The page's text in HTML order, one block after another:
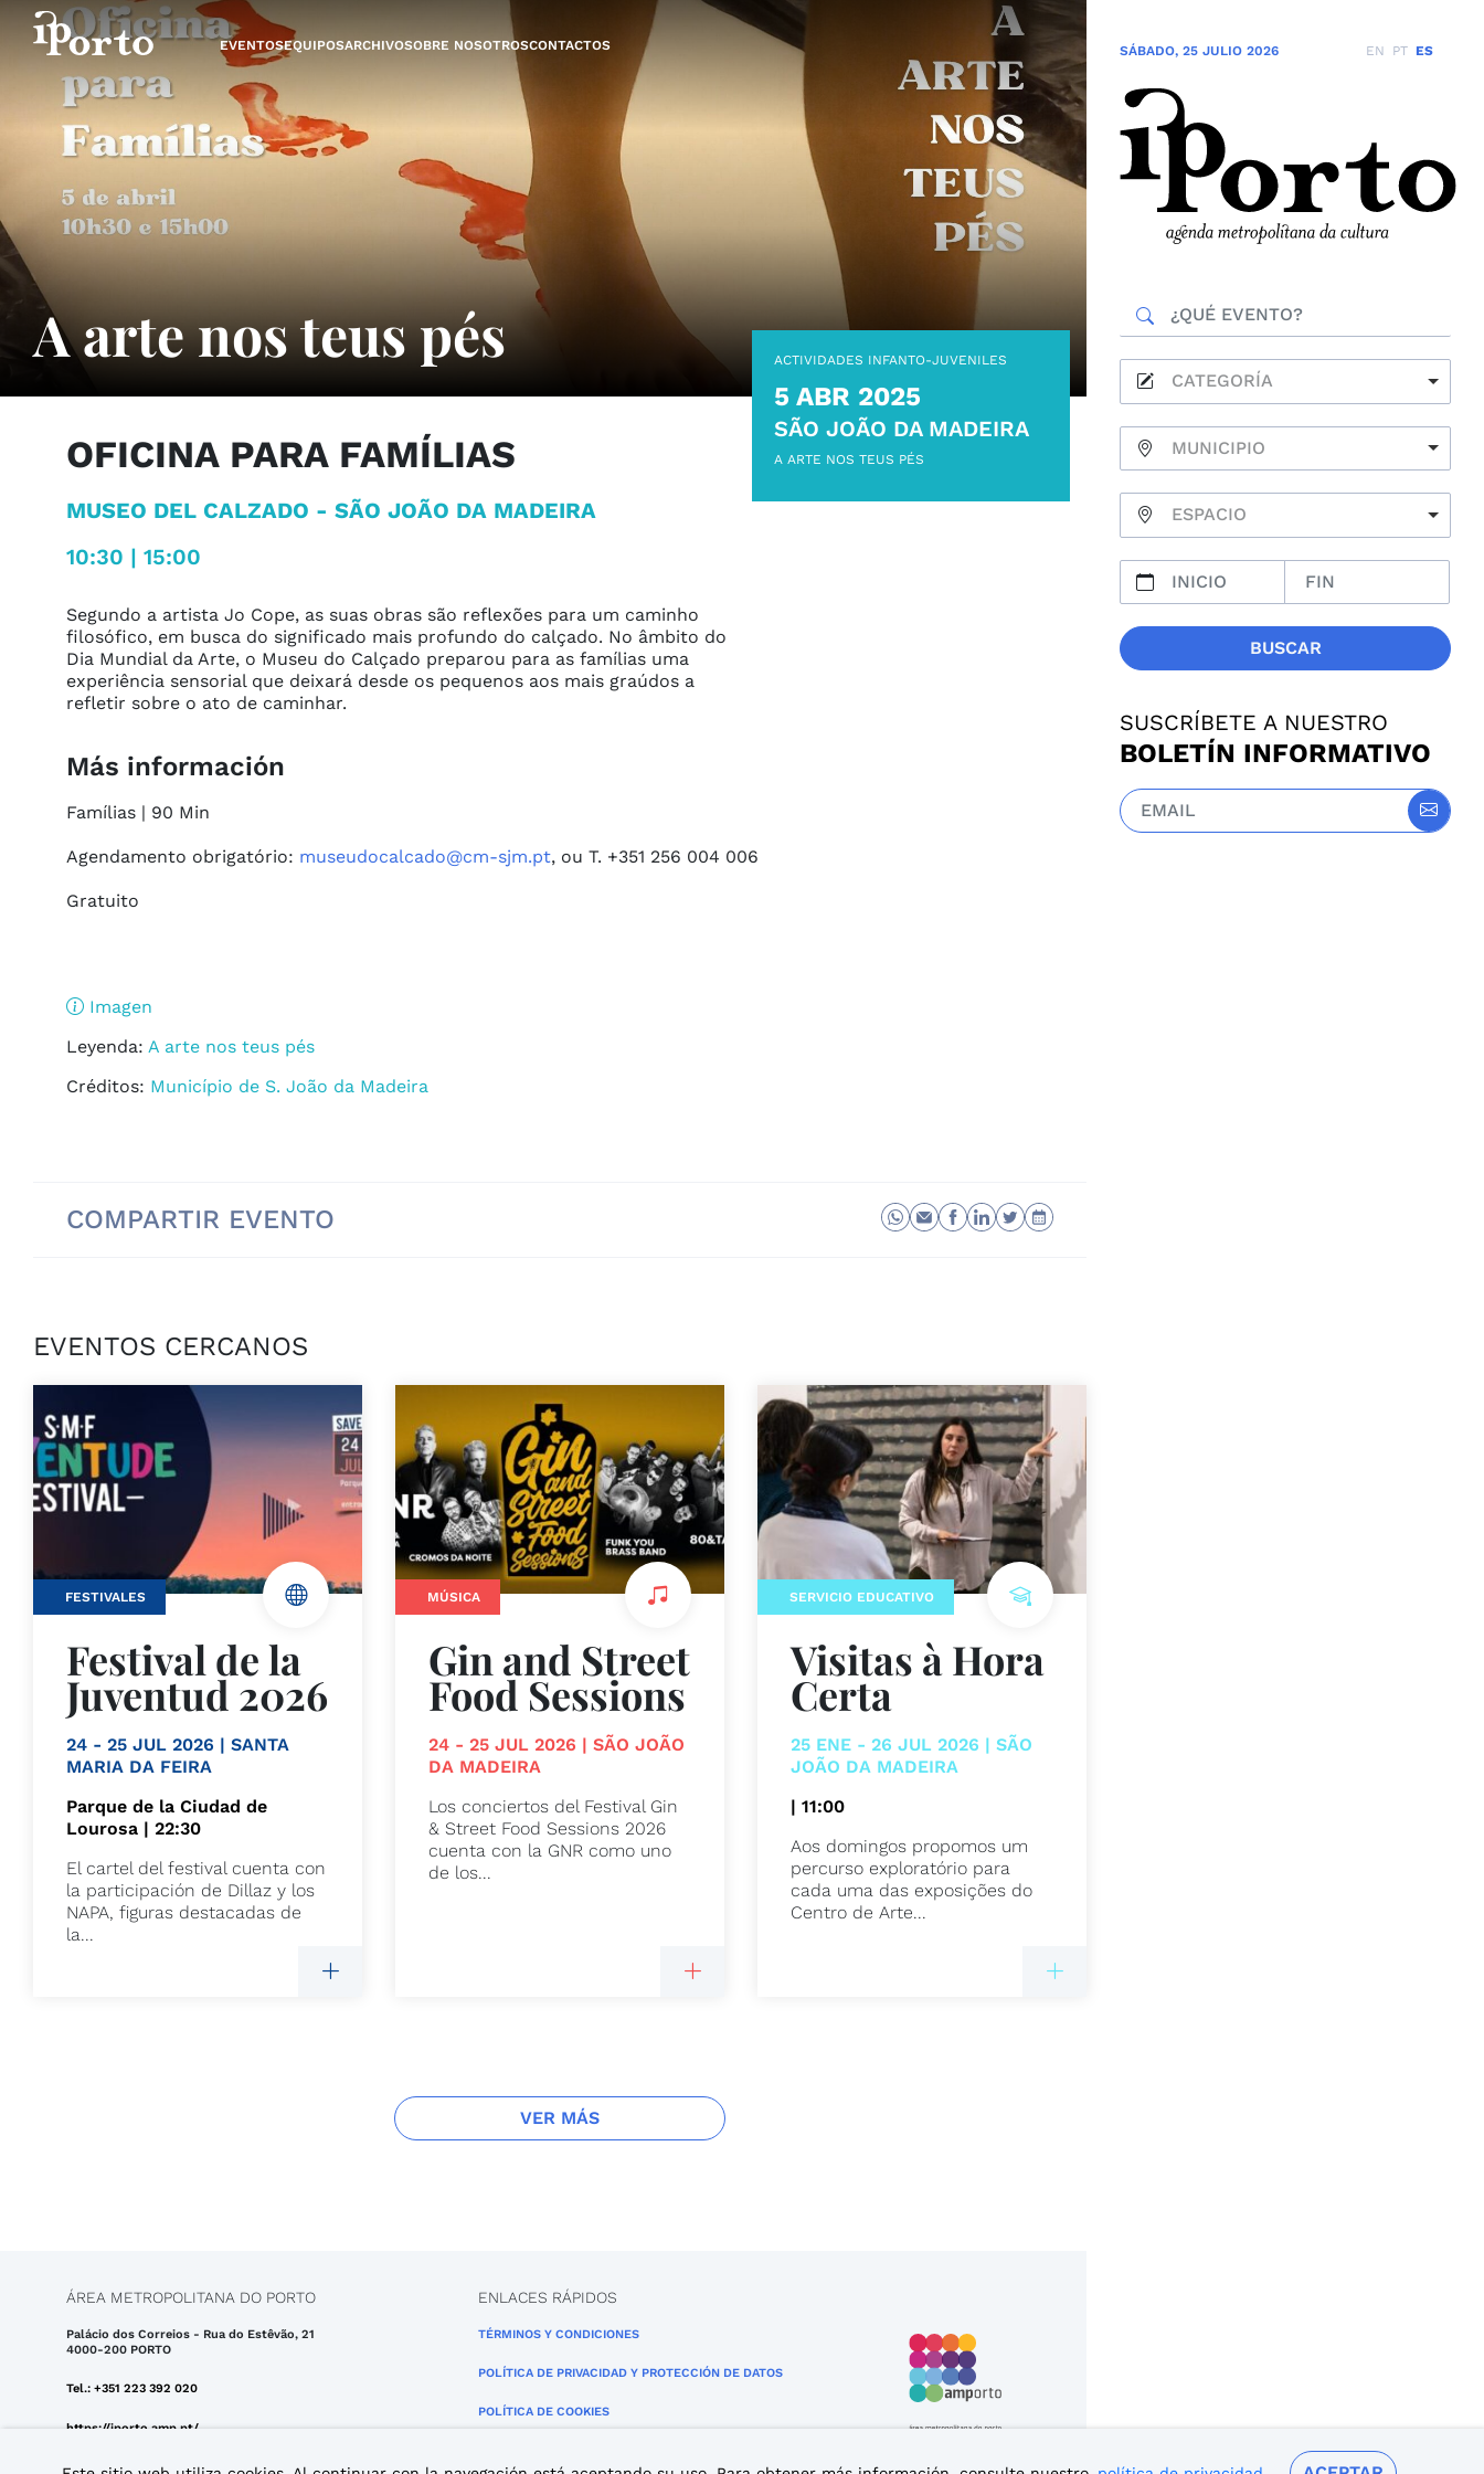
Saltar al contenido
EVENTOSEQUIPOSARCHIVOSOBRE NOSOTROSCONTACTOS
A arte nos teus pés
OFICINA PARA FAMÍLIAS
MUSEO DEL CALZADO - SÃO JOÃO DA MADEIRA
10:30 | 15:00
ACTIVIDADES INFANTO-JUVENILES
5 ABR 2025
SÃO JOÃO DA MADEIRA
A ARTE NOS TEUS PÉS
Segundo a artista Jo Cope, as suas obras são reflexões para um caminho
filosófico, em busca do significado mais profundo do calçado. No âmbito do
Dia Mundial da Arte, o Museu do Calçado preparou para as famílias uma
experiência sensorial que deixará desde os pequenos aos mais graúdos a
refletir sobre o ato de caminhar.
Más información
Famílias | 90 Min
Agendamento obrigatório: museudocalcado@cm-sjm.pt, ou T. +351 256 004 006
Gratuito
Imagen
Leyenda: A arte nos teus pés
Créditos: Município de S. João da Madeira
COMPARTIR EVENTO
EVENTOS CERCANOS
FESTIVALES
Festival de la
Juventud 2026
24 - 25 JUL 2026 | SANTA
MARIA DA FEIRA
Parque de la Ciudad de
Lourosa | 22:30
El cartel del festival cuenta con
la participación de Dillaz y los
NAPA, figuras destacadas de
la...
MÚSICA
Gin and Street
Food Sessions
24 - 25 JUL 2026 | SÃO JOÃO
DA MADEIRA
Los conciertos del Festival Gin
& Street Food Sessions 2026
cuenta con la GNR como uno
de los...
SERVICIO EDUCATIVO
Visitas à Hora
Certa
25 ENE - 26 JUL 2026 | SÃO
JOÃO DA MADEIRA
| 11:00
Aos domingos propomos um
percurso exploratório para
cada uma das exposições do
Centro de Arte...
VER MÁS
ÁREA METROPOLITANA DO PORTO
Palácio dos Correios - Rua do Estêvão, 21
4000-200 PORTO
Tel.: +351 223 392 020
https://iporto.amp.pt/
ENLACES RÁPIDOS
TÉRMINOS Y CONDICIONES
POLÍTICA DE PRIVACIDAD Y PROTECCIÓN DE DATOS
POLÍTICA DE COOKIES
SÁBADO, 25 JULIO 2026 EN PT ES
CATEGORÍA
MUNICIPIO
ESPACIO
BUSCAR
SUSCRÍBETE A NUESTRO
BOLETÍN INFORMATIVO